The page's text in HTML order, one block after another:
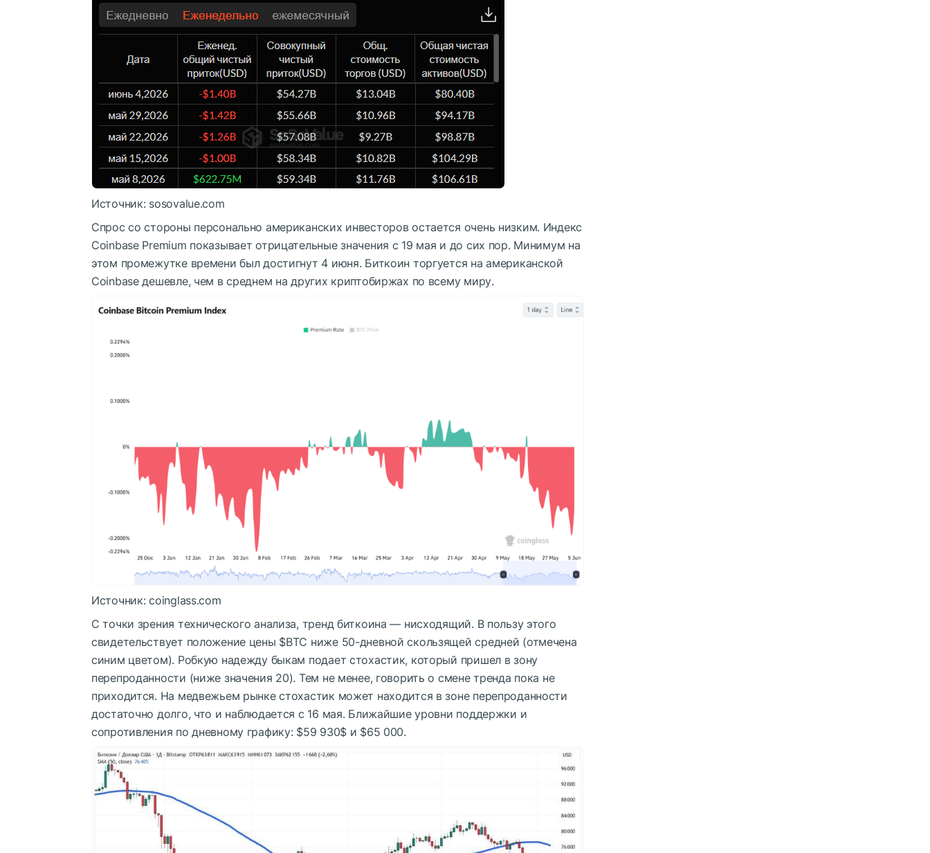
Источник: sosovalue.com
Спрос со стороны персонально американских инвесторов остается очень низким. Индекс
Coinbase Premium показывает отрицательные значения с 19 мая и до сих пор. Минимум на
этом промежутке времени был достигнут 4 июня. Биткоин торгуется на американской
Coinbase дешевле, чем в среднем на других криптобиржах по всему миру.
Источник: coinglass.com
С точки зрения технического анализа, тренд биткоина — нисходящий. В пользу этого
свидетельствует положение цены $BTC ниже 50-дневной скользящей средней (отмечена
синим цветом). Робкую надежду быкам подает стохастик, который пришел в зону
перепроданности (ниже значения 20). Тем не менее, говорить о смене тренда пока не
приходится. На медвежьем рынке стохастик может находится в зоне перепроданности
достаточно долго, что и наблюдается с 16 мая. Ближайшие уровни поддержки и
сопротивления по дневному графику: $59 930$ и $65 000.